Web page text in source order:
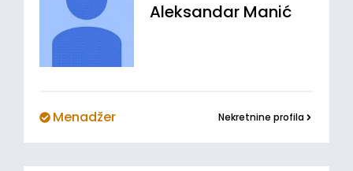
Aleksandar Manić
Menadžer Nekretnine profila